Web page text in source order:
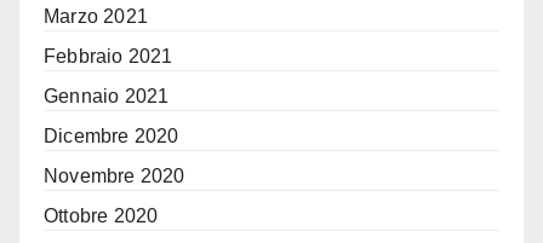
Marzo 2021
Febbraio 2021
Gennaio 2021
Dicembre 2020
Novembre 2020
Ottobre 2020